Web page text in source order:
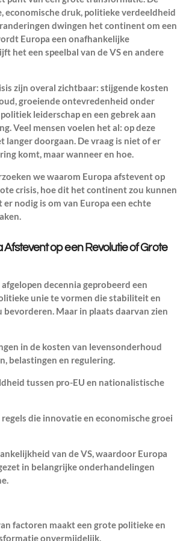
economische druk, politieke verdeeldheid
dwingen het continent om een
Europa een onafhankelijke
het een speelbal van de VS en andere
zijn overal zichtbaar: stijgende kosten
groeiende ontevredenheid onder
leiderschap en een gebrek aan
Veel mensen voelen het al: op deze
langer doorgaan. De vraag is nietofer
komt, maarwanneer en hoe.
we waarom Europa afstevent op
crisis, hoe dit het continent zou kunnen
nodig is om van Europa een echte
op een Revolutie of Grote
decennia geprobeerd een
uniete vormen die stabiliteit en
bevorderen. Maar in plaats daarvan zien
in de kosten van levensonderhoud
belastingen en regulering.
tussen pro-EU en nationalistische
die innovatie en economische groei
van de VS, waardoor Europa
in belangrijke onderhandelingen
factoren maakt een grote politieke en
onvermijdelijk.